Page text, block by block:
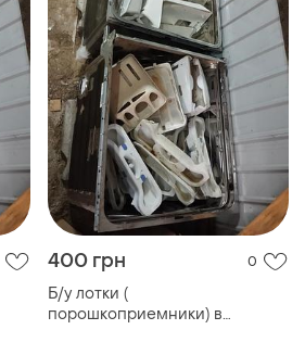
400 грн 0
Б/у лотки (
порошкоприемники) в